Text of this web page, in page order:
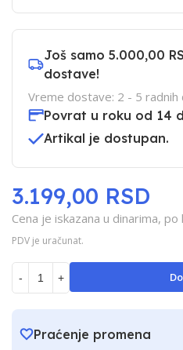
Još samo 5.000,00
dostave!
Vreme dostave: 2 - 5 radnih
Povrat u roku od 14
Artikal je dostupan.
Cena je iskazana u dinarima, po
PDV je uračunat.
3.199,00 RSD
- +
Praćenje promena